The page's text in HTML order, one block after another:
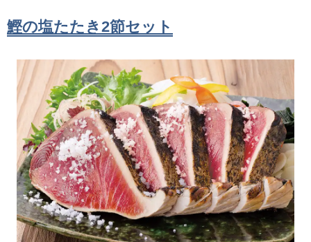
鰹の塩たたき2節セット